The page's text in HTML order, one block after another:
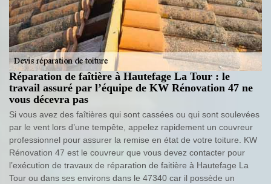
Réparation de faîtière à Hautefage La Tour : le
travail assuré par l’équipe de KW Rénovation 47 ne
vous décevra pas
Si vous avez des faîtières qui sont cassées ou qui sont soulevées
par le vent lors d’une tempête, appelez rapidement un couvreur
professionnel pour assurer la remise en état de votre toiture. KW
Rénovation 47 est le couvreur que vous devez contacter pour
l’exécution de travaux de réparation de faitière à Hautefage La
Tour ou dans ses environs dans le 47340 car il possède un